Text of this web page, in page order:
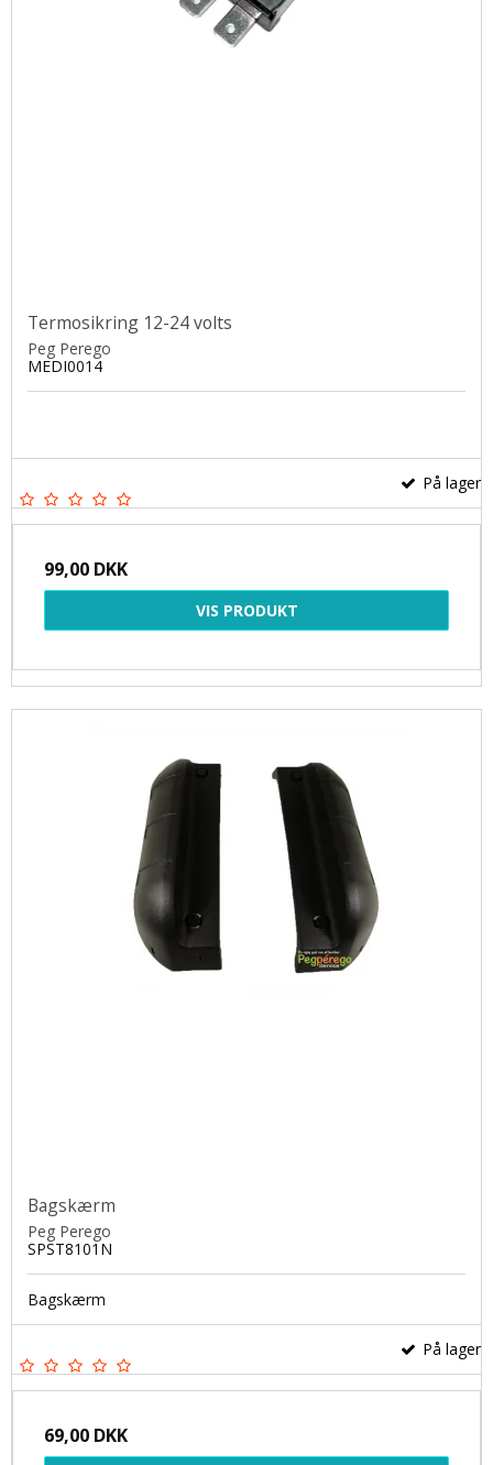
Termosikring 12-24 volts
Peg Perego
MEDI0014
På lager
99,00 DKK
VIS PRODUKT
Bagskærm
Peg Perego
SPST8101N
Bagskærm
På lager
69,00 DKK